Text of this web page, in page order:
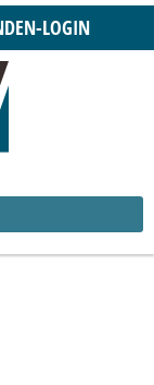
LOGIN